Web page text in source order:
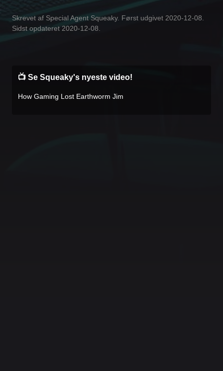
Skrevet af Special Agent Squeaky. Først udgivet 2020-12-08.
Sidst opdateret 2020-12-08.
📺 Se Squeaky's nyeste video!
How Gaming Lost Earthworm Jim